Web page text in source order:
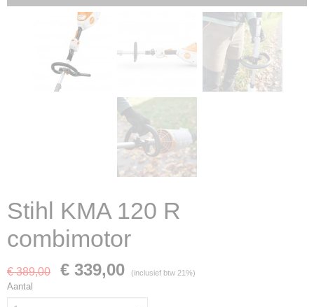
Stihl KMA 120 R
combimotor
€ 389,00 € 339,00 (inclusief btw 21%)
Aantal